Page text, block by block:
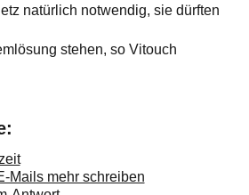
natürlich notwendig, sie dürften
stehen, so Vitouch
Mails mehr schreiben